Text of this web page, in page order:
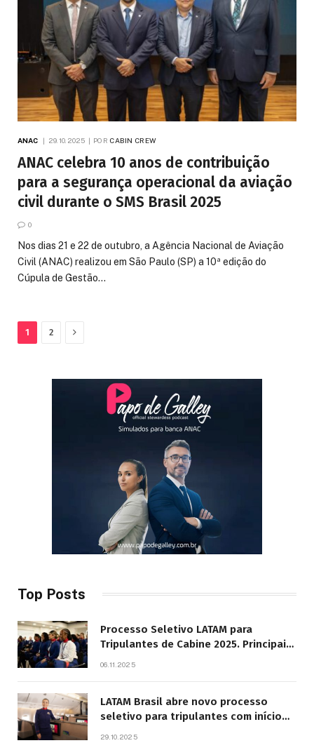
ANAC 29.10.2025 POR CABIN CREW
ANAC celebra 10 anos de contribuição
para a segurança operacional da aviação
civil durante o SMS Brasil 2025
0
Nos dias 21 e 22 de outubro, a Agência Nacional de Aviação
Civil (ANAC) realizou em São Paulo (SP) a 10ª edição do
Cúpula de Gestão…
1 2 Proximo
Top Posts
Processo Seletivo LATAM para
Tripulantes de Cabine 2025. Principais
06.11.2025
LATAM Brasil abre novo processo
seletivo para tripulantes com início
29.10.2025